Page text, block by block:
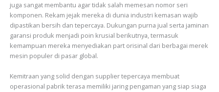
juga sangat membantu agar tidak salah memesan nomor seri
komponen. Rekam jejak mereka di dunia industri kemasan wajib
dipastikan bersih dan tepercaya. Dukungan purna jual serta jaminan
garansi produk menjadi poin krusial berikutnya, termasuk
kemampuan mereka menyediakan part orisinal dari berbagai merek
mesin populer di pasar global.
Kemitraan yang solid dengan supplier tepercaya membuat
operasional pabrik terasa memiliki jaring pengaman yang siap siaga